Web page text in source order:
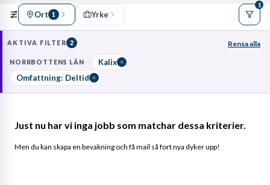
Ort 1 Yrke
1
AKTIVA FILTER 2 Rensa alla
NORRBOTTENS LÄN
Kalix
Omfattning: Deltid
Just nu har vi inga jobb som matchar dessa kriterier.
Men du kan skapa en bevakning och få mail så fort nya dyker upp!